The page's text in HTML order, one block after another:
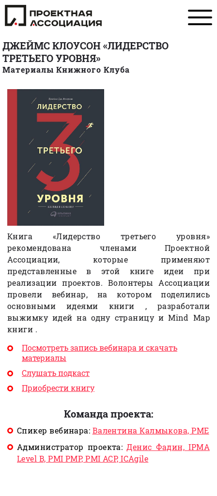
ДЖЕЙМС КЛОУСОН «ЛИДЕРСТВО
ТРЕТЬЕГО УРОВНЯ»
Материалы Книжного Клуба
Книга «Лидерство третьего уровня»
рекомендована членами Проектной
Ассоциации, которые применяют
представленные в этой книге идеи при
реализации проектов. Волонтеры Ассоциации
провели вебинар, на котором поделились
основными идеями книги , разработали
выжимку идей на одну страницу и Mind Map
книги .
Посмотреть запись вебинара и скачать
материалы
Слушать подкаст
Приобрести книгу
Команда проекта:
Спикер вебинара: Валентина Калмыкова, PME
Администратор проекта:Денис Фадин, IPMA
Level B, PMI PMP, PMI ACP, ICAgile